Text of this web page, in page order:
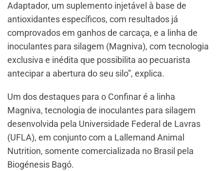
Adaptador, um suplemento injetável à base de
antioxidantes específicos, com resultados já
comprovados em ganhos de carcaça, e a linha de
inoculantes para silagem (Magniva), com tecnologia
exclusiva e inédita que possibilita ao pecuarista
antecipar a abertura do seu silo”, explica.
Um dos destaques para o Confinar é a linha
Magniva, tecnologia de inoculantes para silagem
desenvolvida pela Universidade Federal de Lavras
(UFLA), em conjunto com a Lallemand Animal
Nutrition, somente comercializada no Brasil pela
Biogénesis Bagó.